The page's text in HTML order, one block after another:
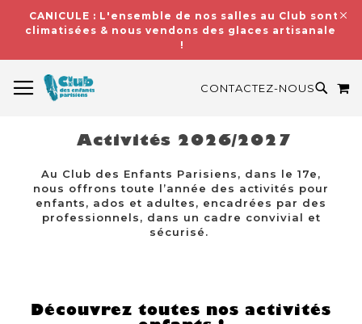
CANICULE : L'ensemble de nos salles au Club sont
climatisées & nous vendons des glaces artisanales
!
CONTACTEZ-NOUS
Activités 2026/2027
Au Club des Enfants Parisiens, dans le 17e,
nous offrons toute l’année des activités pour
enfants, ados et adultes, encadrées par des
professionnels, dans un cadre convivial et
sécurisé.
Découvrez toutes nos activités